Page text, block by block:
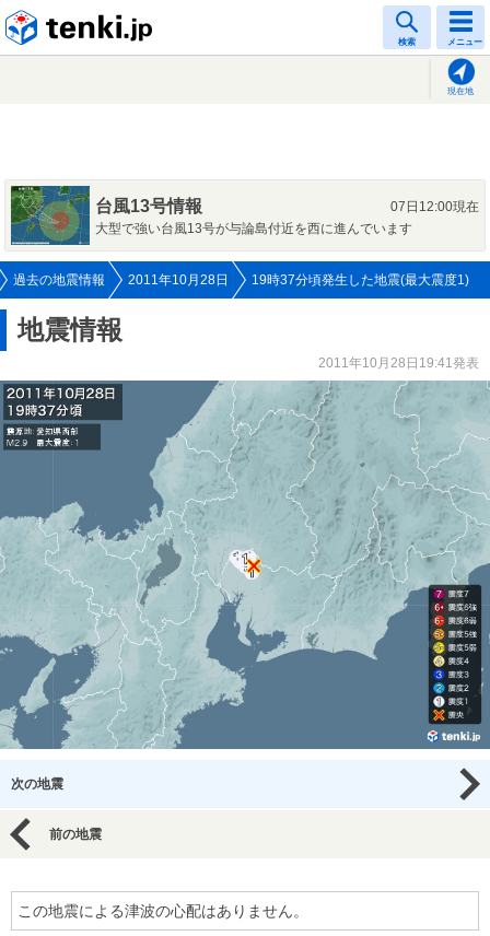
検索 メニュー
現在地
台風13号情報
07日12:00現在
大型で強い台風13号が与論島付近を西に進んでいます
過去の地震情報 2011年10月28日 19時37分頃発生した地震(最大震度1)
地震情報
2011年10月28日19:41発表
次の地震
前の地震
この地震による津波の心配はありません。